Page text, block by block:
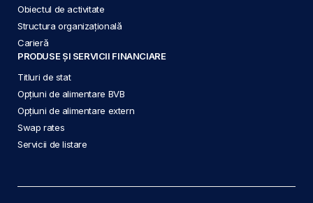
Obiectul de activitate
Structura organizațională
Carieră
PRODUSE ȘI SERVICII FINANCIARE
Titluri de stat
Opțiuni de alimentare BVB
Opțiuni de alimentare extern
Swap rates
Servicii de listare